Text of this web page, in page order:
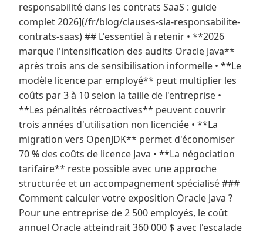
responsabilité dans les contrats SaaS : guide
complet 2026](/fr/blog/clauses-sla-responsabilite-
contrats-saas) ## L'essentiel à retenir • **2026
marque l'intensification des audits Oracle Java**
après trois ans de sensibilisation informelle • **Le
modèle licence par employé** peut multiplier les
coûts par 3 à 10 selon la taille de l'entreprise •
**Les pénalités rétroactives** peuvent couvrir
trois années d'utilisation non licenciée • **La
migration vers OpenJDK** permet d'économiser
70 % des coûts de licence Java • **La négociation
tarifaire** reste possible avec une approche
structurée et un accompagnement spécialisé ###
Comment calculer votre exposition Oracle Java ?
Pour une entreprise de 2 500 employés, le coût
annuel Oracle atteindrait 360 000 $ avec l'escalade